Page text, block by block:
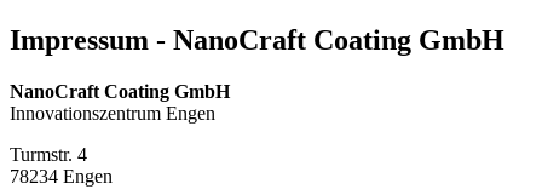
Impressum - NanoCraft Coating GmbH
Na­no­Craft Coa­ting GmbH
In­no­va­ti­ons­zen­trum Engen
Turm­str. 4
78234 Engen